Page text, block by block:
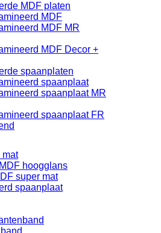
MDF platen
MDF
MDF MR
MDF Decor +
spaanplaten
spaanplaat
spaanplaat MR
spaanplaat FR
mat
hoogglans
super mat
spaanplaat